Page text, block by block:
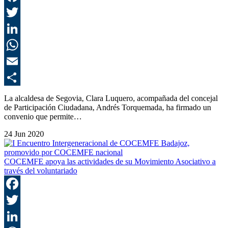
La alcaldesa de Segovia, Clara Luquero, acompañada del concejal
de Participación Ciudadana, Andrés Torquemada, ha firmado un
convenio que permite…
24 Jun 2020
COCEMFE apoya las actividades de su Movimiento Asociativo a
través del voluntariado